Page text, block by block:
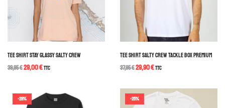
TEE SHIRT STAY GLASSY SALTY CREW
39,95€29,00€TTC
TEE SHIRT SALTY CREW TACKLE BOX PREMIUM
37,95€29,90€TTC
-29% -25%